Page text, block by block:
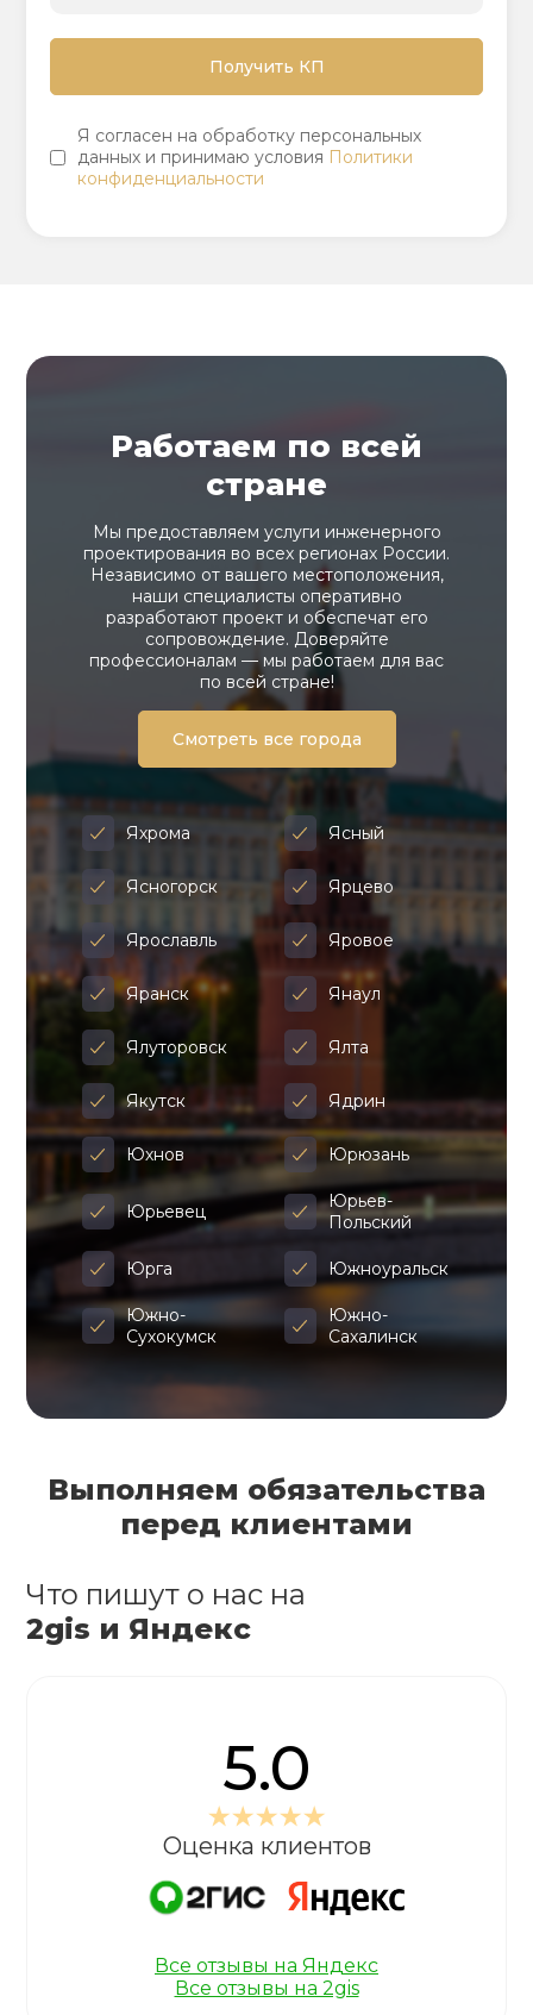
Я согласен на обработку персональных
данных и принимаю условия Политики
конфиденциальности
Работаем по всей
стране
Мы предоставляем услуги инженерного
проектирования во всех регионах России.
Независимо от вашего местоположения,
наши специалисты оперативно
разработают проект и обеспечат его
сопровождение. Доверяйте
профессионалам — мы работаем для вас
по всей стране!
Смотреть все города
Яхрома Ясный
Ясногорск Ярцево
Ярославль Яровое
Яранск Янаул
Ялуторовск Ялта
Якутск Ядрин
Юхнов Юрюзань
Юрьевец
Юрьев-
Польский
Юрга Южноуральск
Южно-
Сухокумск
Южно-
Сахалинск
Выполняем обязательства
перед клиентами
Что пишут о нас на
2gis и Яндекс
5.0
Оценка клиентов
Все отзывы на Яндекс
Все отзывы на 2gis